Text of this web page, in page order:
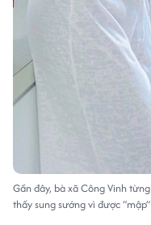
Gần đây, bà xã Công Vinh
thấy sung sướng vì được